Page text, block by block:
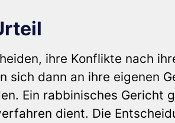
ihre Konflikte nach
sich dann an ihre eigenen
Ein rabbinisches Gericht
dient. Die